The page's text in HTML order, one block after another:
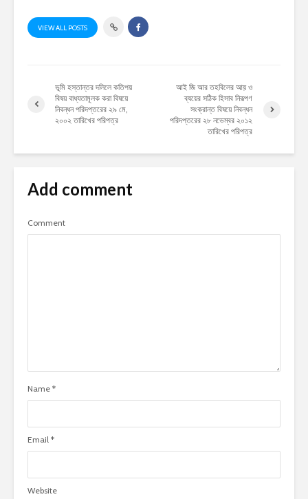
VIEW ALL POSTS
ভূমি হস্তান্তর দলিলে কতিপয়
বিষয় বাধ্যতামূলক করা বিষয়ে
নিবন্ধন পরিদপ্তরের ২৯ মে,
২০০২ তারিখের পরিপত্র
আই জি আর তহবিলের আয় ও
ব্যয়ের সঠিক হিসাব নিরূপণ
সংক্রান্ত বিষয়ে নিবন্ধন
পরিদপ্তরের ২৮ নভেম্বর ২০১২
তারিখের পরিপত্র
Add comment
Comment
Name *
Email *
Website